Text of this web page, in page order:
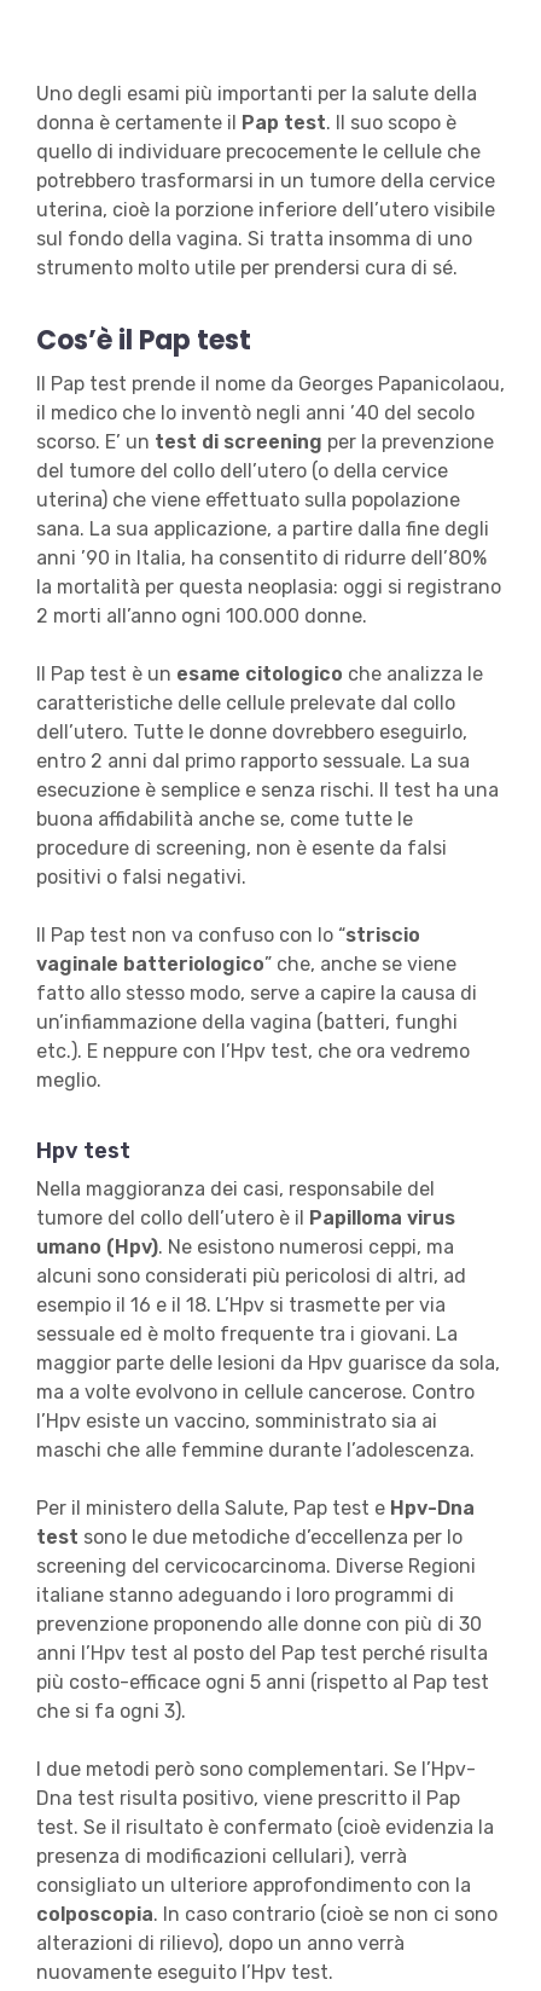
Uno degli esami più importanti per la salute della
donna è certamente il
Pap test. Il suo scopo è
quello di individuare precocemente le cellule che
potrebbero trasformarsi in un tumore della cervice
uterina, cioè la porzione inferiore dell’utero visibile
sul fondo della vagina. Si tratta insomma di uno
strumento molto utile per prendersi cura di sé.
Cos’è il Pap test
Il Pap test prende il nome da Georges Papanicolaou,
il medico che lo inventò negli anni ’40 del secolo
scorso. E’ un test di screening per la prevenzione
del tumore del collo dell’utero (o della cervice
uterina) che viene effettuato sulla popolazione
sana. La sua applicazione, a partire dalla fine degli
anni ’90 in Italia, ha consentito di ridurre dell’80%
la mortalità per questa neoplasia: oggi si registrano
2 morti all’anno ogni 100.000 donne.
Il Pap test è un esame citologico che analizza le
caratteristiche delle cellule prelevate dal collo
dell’utero. Tutte le donne dovrebbero eseguirlo,
entro 2 anni dal primo rapporto sessuale. La sua
esecuzione è semplice e senza rischi. Il test ha una
buona affidabilità anche se, come tutte le
procedure di screening, non è esente da falsi
positivi o falsi negativi.
Il Pap test non va confuso con lo “striscio
vaginale batteriologico” che, anche se viene
fatto allo stesso modo, serve a capire la causa di
un’infiammazione della vagina (batteri, funghi
etc.). E neppure con l’Hpv test, che ora vedremo
meglio.
Hpv test
Nella maggioranza dei casi, responsabile del
tumore del collo dell’utero è il
Papilloma virus
umano (Hpv). Ne esistono numerosi ceppi, ma
alcuni sono considerati più pericolosi di altri, ad
esempio il 16 e il 18. L’Hpv si trasmette per via
sessuale ed è molto frequente tra i giovani. La
maggior parte delle lesioni da Hpv guarisce da sola,
ma a volte evolvono in cellule cancerose. Contro
l’Hpv esiste un vaccino, somministrato sia ai
maschi che alle femmine durante l’adolescenza.
Per il ministero della Salute, Pap test e Hpv-Dna
test sono le due metodiche d’eccellenza per lo
screening del cervicocarcinoma. Diverse Regioni
italiane stanno adeguando i loro programmi di
prevenzione proponendo alle donne con più di 30
anni l’Hpv test al posto del Pap test perché risulta
più costo-efficace ogni 5 anni (rispetto al Pap test
che si fa ogni 3).
I due metodi però sono complementari. Se l’Hpv-
Dna test risulta positivo, viene prescritto il Pap
test. Se il risultato è confermato (cioè evidenzia la
presenza di modificazioni cellulari), verrà
consigliato un ulteriore approfondimento con la
colposcopia. In caso contrario (cioè se non ci sono
alterazioni di rilievo), dopo un anno verrà
nuovamente eseguito l’Hpv test.